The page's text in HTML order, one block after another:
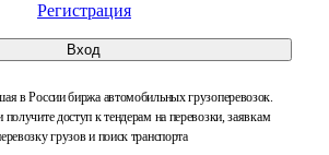
Регистрация
Вход
в России биржа автомобильных грузоперевозок.
получите доступ к тендерам на перевозки, заявкам
грузов и поиск транспорта